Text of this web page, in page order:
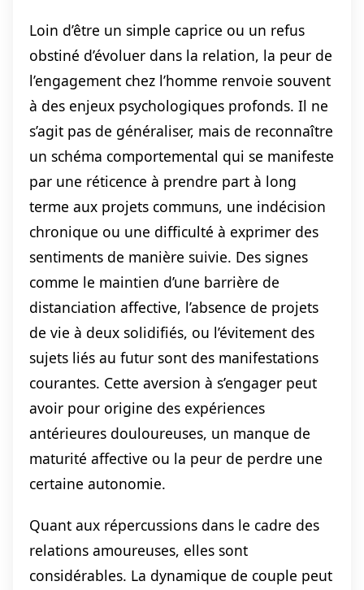
Loin d’être un simple caprice ou un refus
obstiné d’évoluer dans la relation, la peur de
l’engagement chez l’homme renvoie souvent
à des enjeux psychologiques profonds. Il ne
s’agit pas de généraliser, mais de reconnaître
un schéma comportemental qui se manifeste
par une réticence à prendre part à long
terme aux projets communs, une indécision
chronique ou une difficulté à exprimer des
sentiments de manière suivie. Des signes
comme le maintien d’une barrière de
distanciation affective, l’absence de projets
de vie à deux solidifiés, ou l’évitement des
sujets liés au futur sont des manifestations
courantes. Cette aversion à s’engager peut
avoir pour origine des expériences
antérieures douloureuses, un manque de
maturité affective ou la peur de perdre une
certaine autonomie.
Quant aux répercussions dans le cadre des
relations amoureuses, elles sont
considérables. La dynamique de couple peut